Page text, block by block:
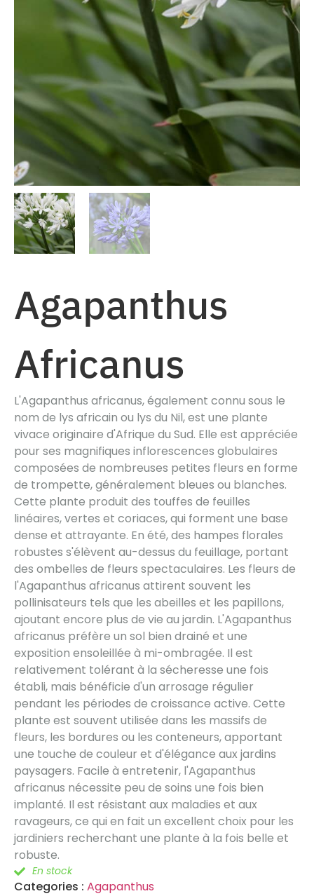
Agapanthus
Africanus
L'Agapanthus africanus, également connu sous le
nom de lys africain ou lys du Nil, est une plante
vivace originaire d'Afrique du Sud. Elle est appréciée
pour ses magnifiques inflorescences globulaires
composées de nombreuses petites fleurs en forme
de trompette, généralement bleues ou blanches.
Cette plante produit des touffes de feuilles
linéaires, vertes et coriaces, qui forment une base
dense et attrayante. En été, des hampes florales
robustes s'élèvent au-dessus du feuillage, portant
des ombelles de fleurs spectaculaires. Les fleurs de
l'Agapanthus africanus attirent souvent les
pollinisateurs tels que les abeilles et les papillons,
ajoutant encore plus de vie au jardin. L'Agapanthus
africanus préfère un sol bien drainé et une
exposition ensoleillée à mi-ombragée. Il est
relativement tolérant à la sécheresse une fois
établi, mais bénéficie d'un arrosage régulier
pendant les périodes de croissance active. Cette
plante est souvent utilisée dans les massifs de
fleurs, les bordures ou les conteneurs, apportant
une touche de couleur et d'élégance aux jardins
paysagers. Facile à entretenir, l'Agapanthus
africanus nécessite peu de soins une fois bien
implanté. Il est résistant aux maladies et aux
ravageurs, ce qui en fait un excellent choix pour les
jardiniers recherchant une plante à la fois belle et
robuste.
En stock
Categories : Agapanthus